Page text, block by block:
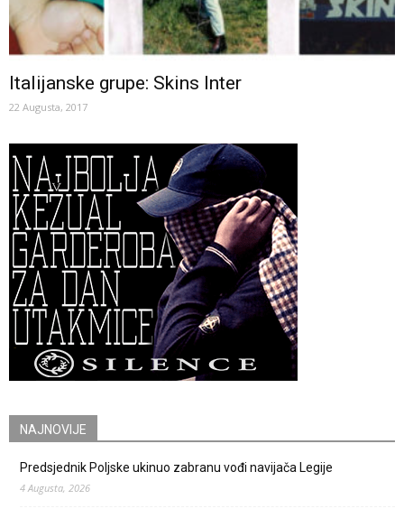
Italijanske grupe: Skins Inter
22 Augusta, 2017
NAJNOVIJE
Predsjednik Poljske ukinuo zabranu vođi navijača Legije
4 Augusta, 2026